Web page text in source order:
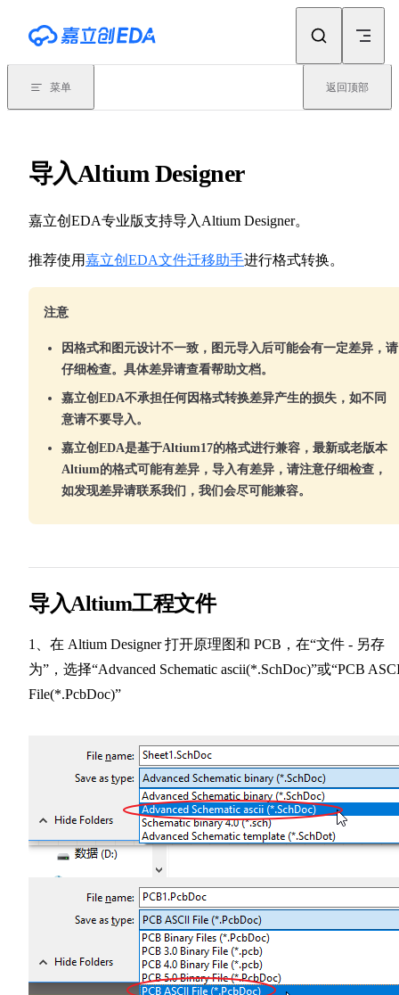
菜单 返回顶部
导入Altium Designer
嘉立创EDA专业版支持导入Altium Designer。
推荐使用嘉立创EDA文件迁移助手进行格式转换。
注意
因格式和图元设计不一致，图元导入后可能会有一定差异，请
仔细检查。具体差异请查看帮助文档。
嘉立创EDA不承担任何因格式转换差异产生的损失，如不同
意请不要导入。
嘉立创EDA是基于Altium17的格式进行兼容，最新或老版本
Altium的格式可能有差异，导入有差异，请注意仔细检查，
如发现差异请联系我们，我们会尽可能兼容。
导入Altium工程文件
1、在 Altium Designer 打开原理图和 PCB，在“文件 - 另存
为”，选择“Advanced Schematic ascii(*.SchDoc)”或“PCB
File(*.PcbDoc)”